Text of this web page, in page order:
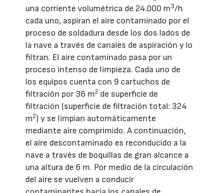
una corriente volumétrica de 24.000 m3/h
cada uno, aspiran el aire contaminado por el
proceso de soldadura desde los dos lados de
la nave a través de canales de aspiración y lo
filtran. El aire contaminado pasa por un
proceso intenso de limpieza. Cada uno de
los equipos cuenta con 9 cartuchos de
filtración por 36 m2 de superficie de
filtración (superficie de filtración total: 324
m2) y se limpian automáticamente
mediante aire comprimido. A continuación,
el aire descontaminado es reconducido a la
nave a través de boquillas de gran alcance a
una altura de 6 m. Por medio de la circulación
del aire se vuelven a conducir